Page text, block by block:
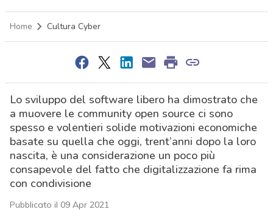
Home Cultura Cyber
Lo sviluppo del software libero ha dimostrato che
a muovere le community open source ci sono
spesso e volentieri solide motivazioni economiche
basate su quella che oggi, trent’anni dopo la loro
nascita, è una considerazione un poco più
consapevole del fatto che digitalizzazione fa rima
con condivisione
Pubblicato il 09 Apr 2021